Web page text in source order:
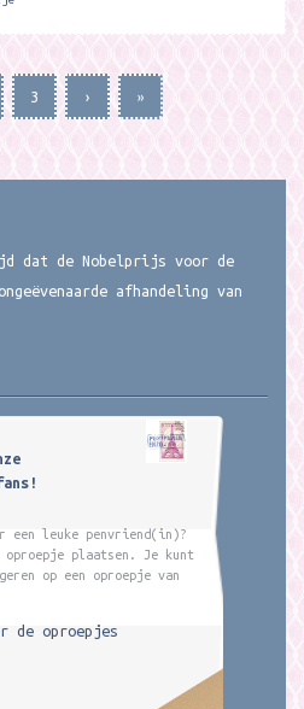
3 › »
dat de Nobelprijs voor de
afhandeling van
een leuke penvriend(in)?
plaatsen. Je kunt
op een oproepje van
de oproepjes